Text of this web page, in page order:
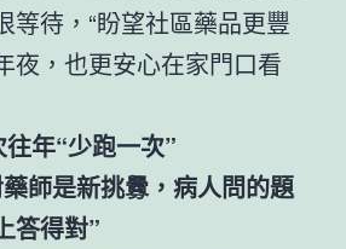
等待，“盼望社區藥品更豐
夜，也更安心在家門口看
年“少跑一次”
師是新挑釁，病人問的題
答得對”